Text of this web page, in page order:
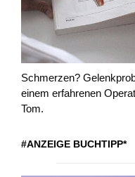
Schmerzen?
einem erfahrenen
Tom.
#ANZEIGE BUCHTIPP*